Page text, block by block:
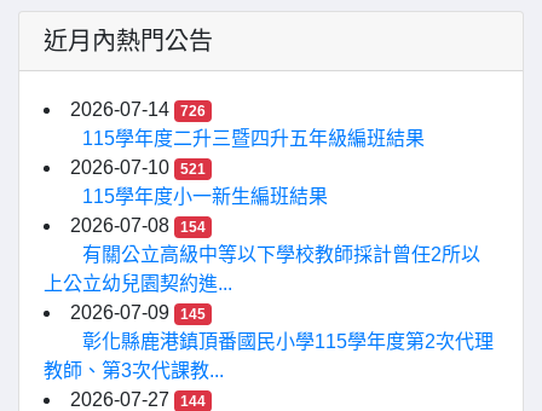
近月內熱門公告
2026-07-14 726
115學年度二升三暨四升五年級編班結果
2026-07-10
521
115學年度小一新生編班結果
2026-07-08
154
有關公立高級中等以下學校教師採計曾任2所以
上公立幼兒園契約進...
2026-07-09
145
彰化縣鹿港鎮頂番國民小學115學年度第2次代理
教師、第3次代課教...
2026-07-27
144